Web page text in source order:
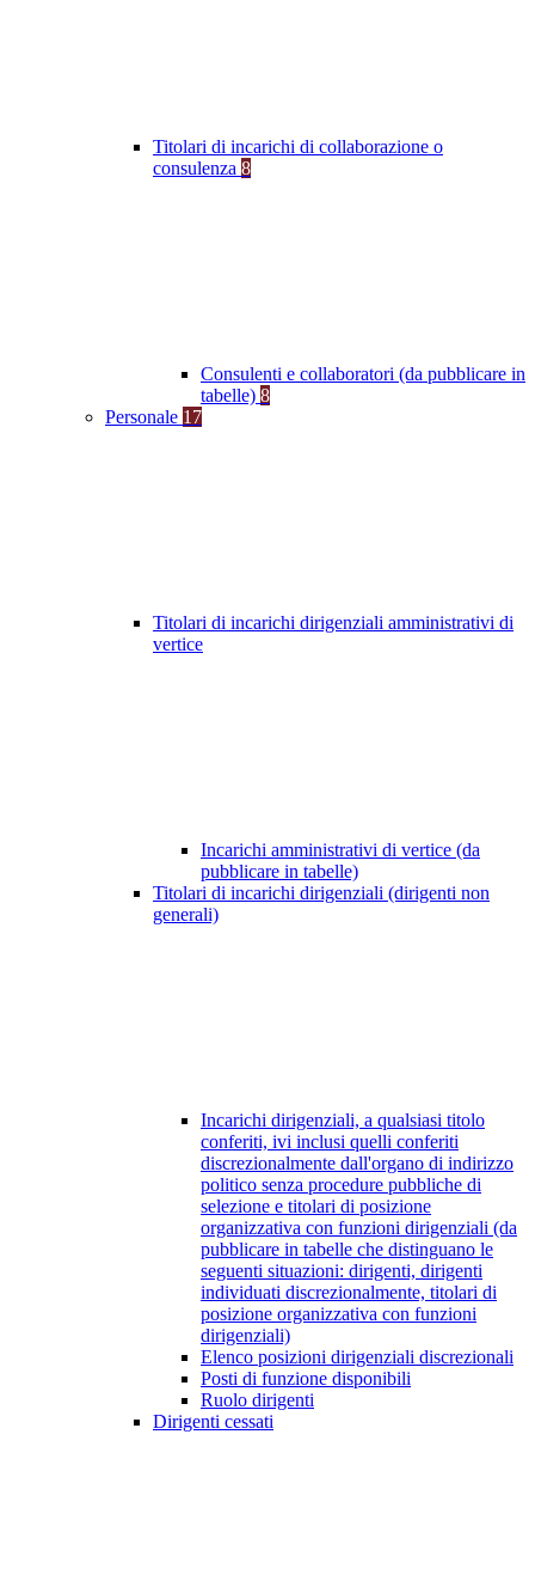
Titolari di incarichi di collaborazione o
consulenza 8
Consulenti e collaboratori (da pubblicare in
tabelle) 8
Personale 17
Titolari di incarichi dirigenziali amministrativi di
vertice
Incarichi amministrativi di vertice (da
pubblicare in tabelle)
Titolari di incarichi dirigenziali (dirigenti non
generali)
Incarichi dirigenziali, a qualsiasi titolo
conferiti, ivi inclusi quelli conferiti
discrezionalmente dall'organo di indirizzo
politico senza procedure pubbliche di
selezione e titolari di posizione
organizzativa con funzioni dirigenziali (da
pubblicare in tabelle che distinguano le
seguenti situazioni: dirigenti, dirigenti
individuati discrezionalmente, titolari di
posizione organizzativa con funzioni
dirigenziali)
Elenco posizioni dirigenziali discrezionali
Posti di funzione disponibili
Ruolo dirigenti
Dirigenti cessati